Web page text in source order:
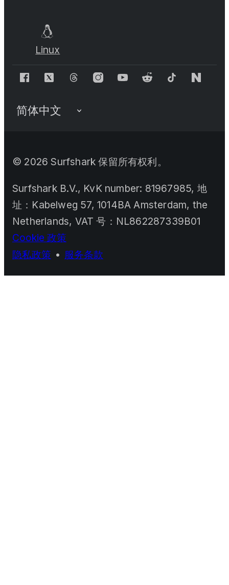
Linux
© 2026 Surfshark 保留所有权利。
Surfshark B.V., KvK number: 81967985, 地
址：Kabelweg 57, 1014BA Amsterdam, the
Netherlands, VAT 号：NL862287339B01
Cookie 政策
隐私政策 • 服务条款